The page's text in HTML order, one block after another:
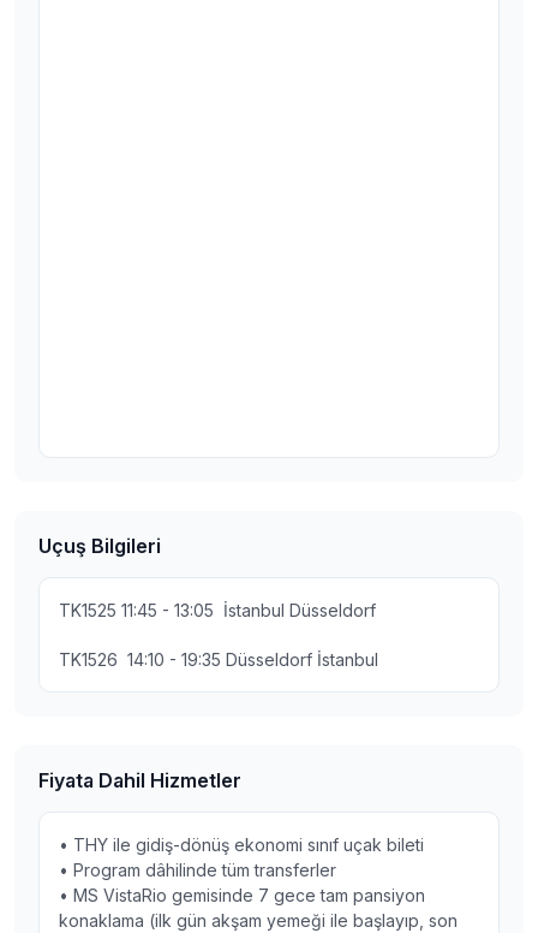
Uçuş Bilgileri
TK1525 11:45 - 13:05 İstanbul Düsseldorf
TK1526 14:10 - 19:35 Düsseldorf İstanbul
Fiyata Dahil Hizmetler
• THY ile gidiş-dönüş ekonomi sınıf uçak bileti
• Program dâhilinde tüm transferler
• MS VistaRio gemisinde 7 gece tam pansiyon
konaklama (ilk gün akşam yemeği ile başlayıp, son